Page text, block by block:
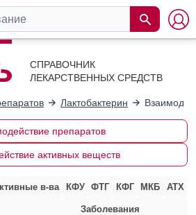
СПРАВОЧНИК
ЛЕКАРСТВЕННЫХ СРЕДСТВ
Лактобактерин
препаратов
активных веществ
в-ва КФУ ФТГ КФГ МКБ АТХ
Заболевания